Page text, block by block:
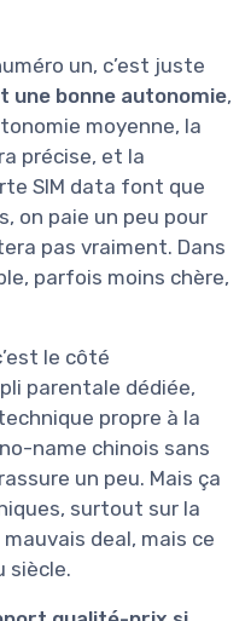
un, c’est juste
une bonne autonomie,
moyenne, la
précise, et la
SIM data font que
on paie un peu pour
pas vraiment. Dans
parfois moins chère,
le côté
parentale dédiée,
propre à la
name chinois sans
un peu. Mais ça
surtout sur la
deal, mais ce
siècle.